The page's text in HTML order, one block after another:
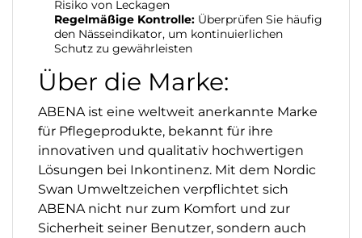
Risiko von Leckagen
Regelmäßige Kontrolle: Überprüfen Sie häufig
den Nässeindikator, um kontinuierlichen
Schutz zu gewährleisten
Über die Marke:
ABENA ist eine weltweit anerkannte Marke
für Pflegeprodukte, bekannt für ihre
innovativen und qualitativ hochwertigen
Lösungen bei Inkontinenz. Mit dem Nordic
Swan Umweltzeichen verpflichtet sich
ABENA nicht nur zum Komfort und zur
Sicherheit seiner Benutzer, sondern auch